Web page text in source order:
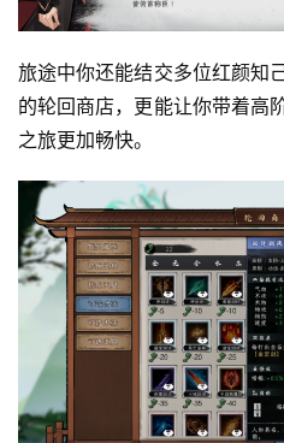
对
会
上
海
站
中
国
旅途中你还能结交多位红颜知
的轮回商店，更能让你带着高
之旅更加畅快。